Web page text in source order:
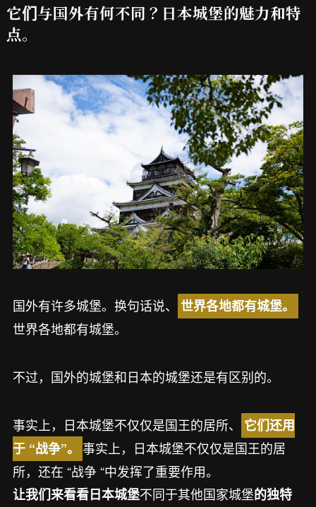
它们与国外有何不同？日本城堡的魅力和特
点。
国外有许多城堡。换句话说、
世界各地都有城堡。
世界各地都有城堡。
不过，国外的城堡和日本的城堡还是有区别的。
事实上，日本城堡不仅仅是国王的居所、
它们还用
于 “战争”。 事实上，日本城堡不仅仅是国王的居
所，还在 “战争 “中发挥了重要作用。
让我们来看看日本城堡不同于其他国家城堡的独特